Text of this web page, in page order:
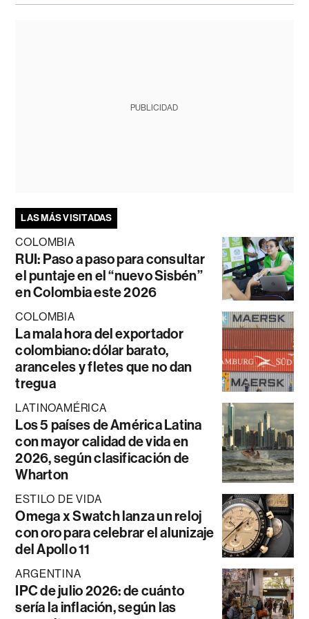
PUBLICIDAD
LAS MÁS VISITADAS
COLOMBIA
RUI: Paso a paso para consultar
el puntaje en el “nuevo Sisbén”
en Colombia este 2026
COLOMBIA
La mala hora del exportador
colombiano: dólar barato,
aranceles y fletes que no dan
tregua
LATINOAMÉRICA
Los 5 países de América Latina
con mayor calidad de vida en
2026, según clasificación de
Wharton
ESTILO DE VIDA
Omega x Swatch lanza un reloj
con oro para celebrar el alunizaje
del Apollo 11
ARGENTINA
IPC de julio 2026: de cuánto
sería la inflación, según las